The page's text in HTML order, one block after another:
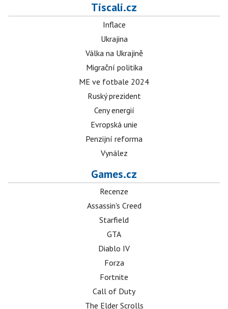
Tiscali.cz
Inflace
Ukrajina
Válka na Ukrajině
Migrační politika
ME ve fotbale 2024
Ruský prezident
Ceny energií
Evropská unie
Penzijní reforma
Vynález
Games.cz
Recenze
Assassin's Creed
Starfield
GTA
Diablo IV
Forza
Fortnite
Call of Duty
The Elder Scrolls